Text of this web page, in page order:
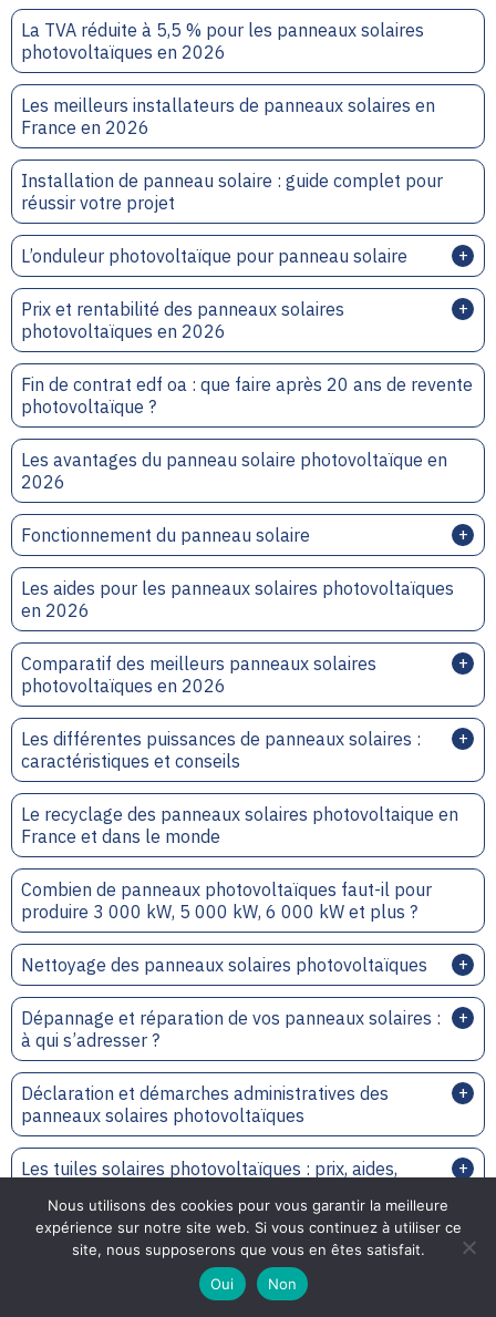
La TVA réduite à 5,5 % pour les panneaux solaires
photovoltaïques en 2026
Les meilleurs installateurs de panneaux solaires en
France en 2026
Installation de panneau solaire : guide complet pour
réussir votre projet
L’onduleur photovoltaïque pour panneau solaire
Prix et rentabilité des panneaux solaires
photovoltaïques en 2026
Fin de contrat edf oa : que faire après 20 ans de revente
photovoltaïque ?
Les avantages du panneau solaire photovoltaïque en
2026
Fonctionnement du panneau solaire
Les aides pour les panneaux solaires photovoltaïques
en 2026
Comparatif des meilleurs panneaux solaires
photovoltaïques en 2026
Les différentes puissances de panneaux solaires :
caractéristiques et conseils
Le recyclage des panneaux solaires photovoltaique en
France et dans le monde
Combien de panneaux photovoltaïques faut-il pour
produire 3 000 kW, 5 000 kW, 6 000 kW et plus ?
Nettoyage des panneaux solaires photovoltaïques
Dépannage et réparation de vos panneaux solaires :
à qui s’adresser ?
Déclaration et démarches administratives des
panneaux solaires photovoltaïques
Les tuiles solaires photovoltaïques : prix, aides,
Toutes les informations pour réaliser son projet
Nous utilisons des cookies pour vous garantir la meilleure
expérience sur notre site web. Si vous continuez à utiliser ce
site, nous supposerons que vous en êtes satisfait.
Oui
Non